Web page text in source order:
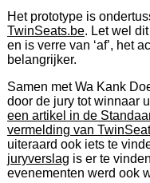
Het prototype is
TwinSeats.be. Let wel
en is verre van ‘af’, het
belangrijker.
Samen met Wa Kank
door de jury tot winnaar
een artikel in de
vermelding van
uiteraard ook iets te
juryverslag is er te
evenementen werd ook